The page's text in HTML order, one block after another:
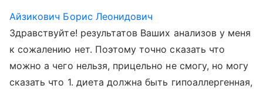
Айзикович Борис Леонидович
Здравствуйте! результатов Ваших анализов у меня
к сожалению нет. Поэтому точно сказать что
можно а чего нельзя, прицельно не смогу, но могу
сказать что 1. диета должна быть гипоаллергенная,